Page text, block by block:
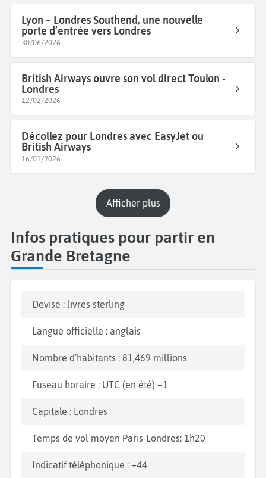
depuis la colline du château. Prenez le temps de
découvrir la ville de Glasgow, saKelvingrove Art
Gallery,leparc Hampdemou encore son université
Lyon – Londres Southend, une nouvelle
porte d’entrée vers Londres
30/06/2026
British Airways ouvre son vol direct Toulon -
Londres
12/02/2026
Décollez pour Londres avec EasyJet ou
British Airways
16/01/2026
Afficher plus
Infos pratiques pour partir en
Grande Bretagne
Devise : livres sterling
Langue officielle : anglais
Nombre d’habitants : 81,469 millions
Fuseau horaire : UTC (en été) +1
Capitale : Londres
Temps de vol moyen Paris-Londres: 1h20
Indicatif téléphonique : +44